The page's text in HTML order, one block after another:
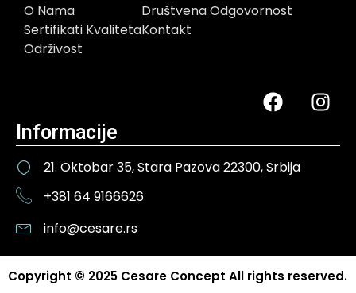
O Nama
Sertifikati Kvaliteta
Održivost
Društvena Odgovornost
Kontakt
Informacije
21. Oktobar 35, Stara Pazova 22300, Srbija
+381 64 9166626
info@cesare.rs
Copyright © 2025 Cesare Concept All rights reserved.